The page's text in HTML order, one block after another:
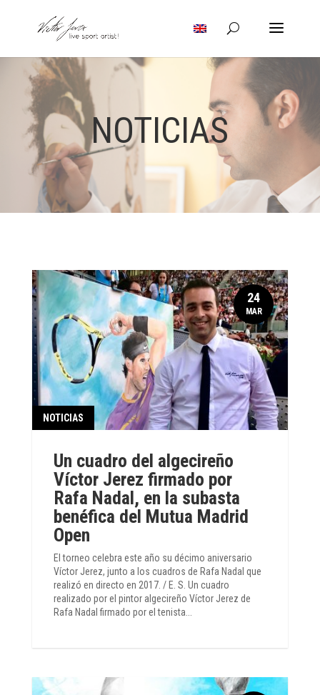
NOTICIAS
Un cuadro del algecireño
Víctor Jerez firmado por
Rafa Nadal, en la subasta
benéfica del Mutua Madrid
Open
NOTICIAS
El torneo celebra este año su décimo aniversario
Víctor Jerez, junto a los cuadros de Rafa Nadal que
realizó en directo en 2017. / E. S. Un cuadro
realizado por el pintor algecireño Víctor Jerez de
Rafa Nadal firmado por el tenista...
24
MAR